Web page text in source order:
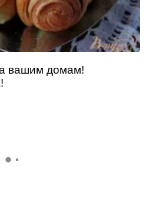
вашим домам!